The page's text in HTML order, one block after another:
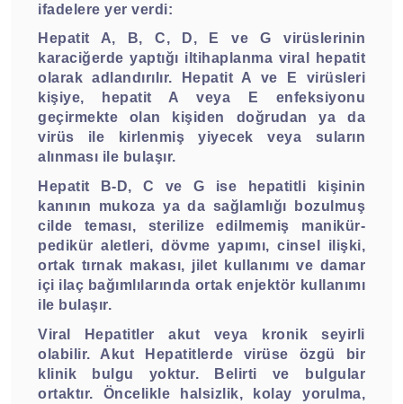
ifadelere yer verdi:
Hepatit A, B, C, D, E ve G virüslerinin
karaciğerde yaptığı iltihaplanma viral hepatit
olarak adlandırılır. Hepatit A ve E virüsleri
kişiye, hepatit A veya E enfeksiyonu
geçirmekte olan kişiden doğrudan ya da
virüs ile kirlenmiş yiyecek veya suların
alınması ile bulaşır.
Hepatit B-D, C ve G ise hepatitli kişinin
kanının mukoza ya da sağlamlığı bozulmuş
cilde teması, sterilize edilmemiş manikür-
pedikür aletleri, dövme yapımı, cinsel ilişki,
ortak tırnak makası, jilet kullanımı ve damar
içi ilaç bağımlılarında ortak enjektör kullanımı
ile bulaşır.
Viral Hepatitler akut veya kronik seyirli
olabilir. Akut Hepatitlerde virüse özgü bir
klinik bulgu yoktur. Belirti ve bulgular
ortaktır. Öncelikle halsizlik, kolay yorulma,